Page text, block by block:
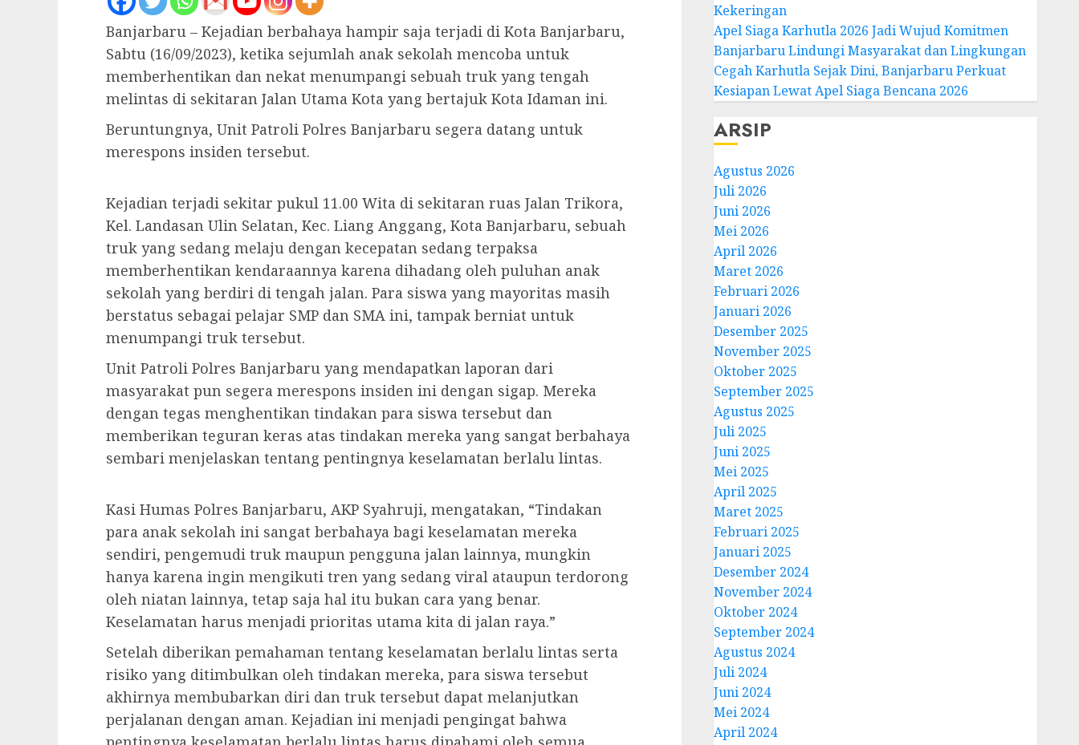
Banjarbaru – Kejadian berbahaya hampir saja terjadi di Kota Banjarbaru,
Sabtu (16/09/2023), ketika sejumlah anak sekolah mencoba untuk
memberhentikan dan nekat menumpangi sebuah truk yang tengah
melintas di sekitaran Jalan Utama Kota yang bertajuk Kota Idaman ini.
Beruntungnya, Unit Patroli Polres Banjarbaru segera datang untuk
merespons insiden tersebut.
Kejadian terjadi sekitar pukul 11.00 Wita di sekitaran ruas Jalan Trikora,
Kel. Landasan Ulin Selatan, Kec. Liang Anggang, Kota Banjarbaru, sebuah
truk yang sedang melaju dengan kecepatan sedang terpaksa
memberhentikan kendaraannya karena dihadang oleh puluhan anak
sekolah yang berdiri di tengah jalan. Para siswa yang mayoritas masih
berstatus sebagai pelajar SMP dan SMA ini, tampak berniat untuk
menumpangi truk tersebut.
Unit Patroli Polres Banjarbaru yang mendapatkan laporan dari
masyarakat pun segera merespons insiden ini dengan sigap. Mereka
dengan tegas menghentikan tindakan para siswa tersebut dan
memberikan teguran keras atas tindakan mereka yang sangat berbahaya
sembari menjelaskan tentang pentingnya keselamatan berlalu lintas.
Kasi Humas Polres Banjarbaru, AKP Syahruji, mengatakan, “Tindakan
para anak sekolah ini sangat berbahaya bagi keselamatan mereka
sendiri, pengemudi truk maupun pengguna jalan lainnya, mungkin
hanya karena ingin mengikuti tren yang sedang viral ataupun terdorong
oleh niatan lainnya, tetap saja hal itu bukan cara yang benar.
Keselamatan harus menjadi prioritas utama kita di jalan raya.”
Setelah diberikan pemahaman tentang keselamatan berlalu lintas serta
risiko yang ditimbulkan oleh tindakan mereka, para siswa tersebut
akhirnya membubarkan diri dan truk tersebut dapat melanjutkan
perjalanan dengan aman. Kejadian ini menjadi pengingat bahwa
Kekeringan
Apel Siaga Karhutla 2026 Jadi Wujud Komitmen
Banjarbaru Lindungi Masyarakat dan Lingkungan
Cegah Karhutla Sejak Dini, Banjarbaru Perkuat
Kesiapan Lewat Apel Siaga Bencana 2026
ARSIP
Agustus 2026
Juli 2026
Juni 2026
Mei 2026
April 2026
Maret 2026
Februari 2026
Januari 2026
Desember 2025
November 2025
Oktober 2025
September 2025
Agustus 2025
Juli 2025
Juni 2025
Mei 2025
April 2025
Maret 2025
Februari 2025
Januari 2025
Desember 2024
November 2024
Oktober 2024
September 2024
Agustus 2024
Juli 2024
Juni 2024
Mei 2024
April 2024